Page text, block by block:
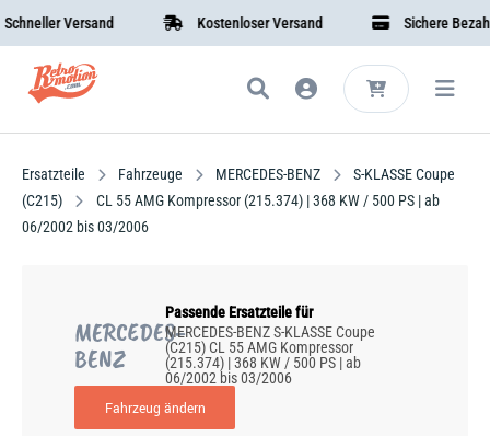
Versand Kostenloser Versand Sichere
Ersatzteile Fahrzeuge MERCEDES-BENZ
S-KLASSE Coupe
(C215)
CL 55 AMG Kompressor (215.374) | 368 KW / 500 PS | ab
06/2002 bis 03/2006
MERCEDES-
BENZ
Passende Ersatzteile für
MERCEDES-BENZ S-KLASSE Coupe
(C215) CL 55 AMG Kompressor
(215.374) | 368 KW / 500 PS | ab
06/2002 bis 03/2006
Fahrzeug ändern